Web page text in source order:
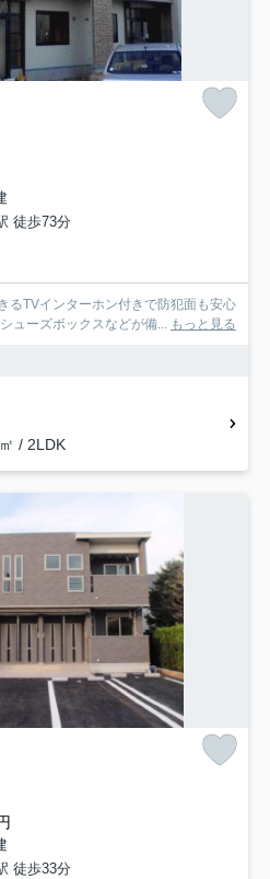
徒歩73分
るTVインターホン付きで防犯面も安心
ューズボックスなどが備... もっと見る
/ 2LDK
徒歩33分